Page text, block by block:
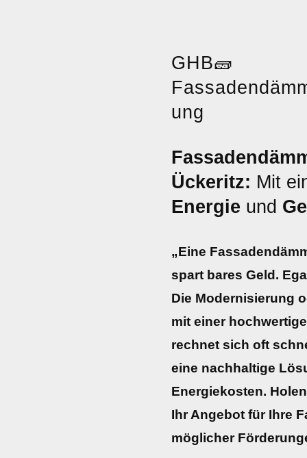
GHB🧱
ung
Ückeritz: Mit
Energie und
„Eine
spart bares Geld.
Die Modernisierung
mit einer
rechnet sich oft
eine nachhaltige
Energiekosten.
Ihr Angebot für Ihre
möglicher